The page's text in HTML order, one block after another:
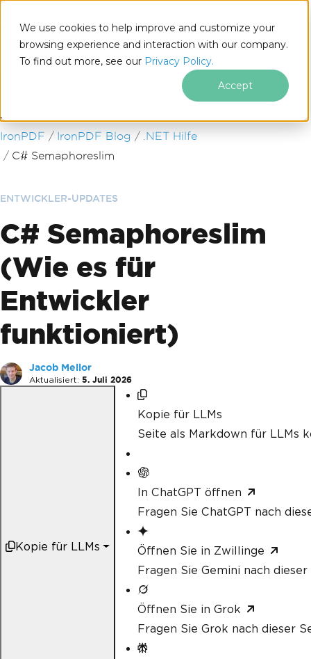
We use cookies to help improve and customize your
browsing experience and interaction with our company.
To find out more, see our Privacy Policy.
Accept
Zum Fußzeileninhalt springen
IronPDF IronPDF Blog
.NET Hilfe
C# Semaphoreslim
ENTWICKLER-UPDATES
C# Semaphoreslim
(Wie es für
Entwickler
funktioniert)
Jacob Mellor
Aktualisiert: 5. Juli 2026
Kopie für LLMs
Kopie für LLMs
Seite als Markdown für LLMs
In ChatGPT öffnen
Fragen Sie ChatGPT nach
Öffnen Sie in Zwillinge
Fragen Sie Gemini nach
Öffnen Sie in Grok
Fragen Sie Grok nach dieser